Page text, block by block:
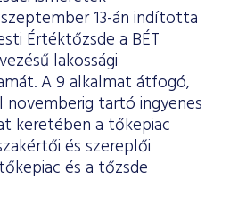
13-án indította
Értéktőzsde a BÉT
lakossági
A 9 alkalmat átfogó,
tartó ingyenes
keretében a tőkepiac
és szereplői
és a tőzsde